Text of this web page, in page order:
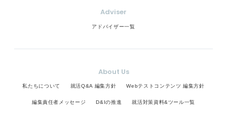
Adviser
アドバイザー一覧
About Us
私たちについて 就活Q&A 編集方針 Webテストコンテンツ 編集方針
編集責任者メッセージ D&Iの推進 就活対策資料&ツール一覧